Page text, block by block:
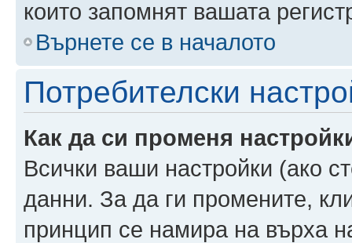
които запомнят вашата
Върнете се в началото
Потребителски
Как да си променя
Всички ваши настройки (ако
данни. За да ги промените,
принцип се намира на върха